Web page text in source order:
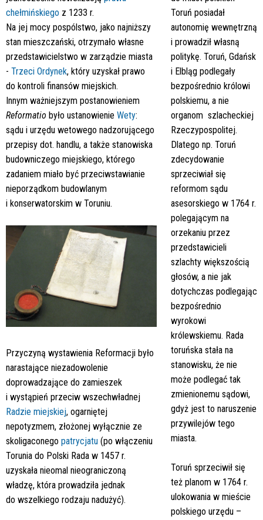
chełmińskiego z 1233 r.
Na jej mocy pospólstwo, jako najniższy
stan mieszczański, otrzymało własne
przedstawicielstwo w zarządzie miasta
- Trzeci Ordynek, który uzyskał prawo
do kontroli finansów miejskich.
Innym ważniejszym postanowieniem
Reformatio było ustanowienie Wety:
sądu i urzędu wetowego nadzorującego
przepisy dot. handlu, a także stanowiska
budowniczego miejskiego, którego
zadaniem miało być przeciwstawianie
nieporządkom budowlanym
i konserwatorskim w Toruniu.
Przyczyną wystawienia Reformacji było
narastające niezadowolenie
doprowadzające do zamieszek
i wystąpień przeciw wszechwładnej
Radzie miejskiej, ogarniętej
nepotyzmem, złożonej wyłącznie ze
skoligaconego patrycjatu (po włączeniu
Torunia do Polski Rada w 1457 r.
uzyskała nieomal nieograniczoną
władzę, która prowadziła jednak
do wszelkiego rodzaju nadużyć).
Toruń posiadał
autonomię wewnętrzną
i prowadził własną
politykę. Toruń, Gdańsk
i Elbląg podlegały
bezpośrednio królowi
polskiemu, a nie
organom szlacheckiej
Rzeczypospolitej.
Dlatego np. Toruń
zdecydowanie
sprzeciwiał się
reformom sądu
asesorskiego w 1764 r.
polegającym na
orzekaniu przez
przedstawicieli
szlachty większością
głosów, a nie jak
dotychczas podlegając
bezpośrednio
wyrokowi
królewskiemu. Rada
toruńska stała na
stanowisku, że nie
może podlegać tak
zmienionemu sądowi,
gdyż jest to naruszenie
przywilejów tego
miasta.
Toruń sprzeciwił się
też planom w 1764 r.
ulokowania w mieście
polskiego urzędu –